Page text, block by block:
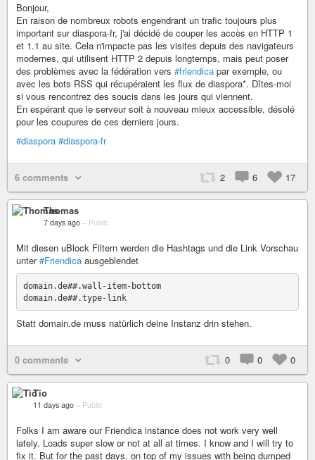
Bonjour,
En raison de nombreux robots engendrant un trafic toujours plus
important sur diaspora-fr, j'ai décidé de couper les accès en HTTP 1
et 1.1 au site. Cela n'impacte pas les visites depuis des navigateurs
modernes, qui utilisent HTTP 2 depuis longtemps, mais peut poser
des problèmes avec la fédération vers #friendica par exemple, ou
avec les bots RSS qui récupéraient les flux de diaspora*. Dîtes-moi
si vous rencontrez des soucis dans les jours qui viennent.
En espérant que le serveur soit à nouveau mieux accessible, désolé
pour les coupures de ces derniers jours.
#diaspora #diaspora-fr
6 comments 2 6 17
Thomas
7 days ago – Public
Mit diesen uBlock Filtern werden die Hashtags und die Link Vorschau
unter#Friendica ausgeblendet
domain.de##.wall-item-bottom
domain.de##.type-link
Statt domain.de muss natürlich deine Instanz drin stehen.
0 comments 0 0 0
Tio
11 days ago – Public
Folks I am aware our Friendica instance does not work very well
lately. Loads super slow or not at all at times. I know and I will try to
fix it. But for the past days, on top of my issues with being dumped